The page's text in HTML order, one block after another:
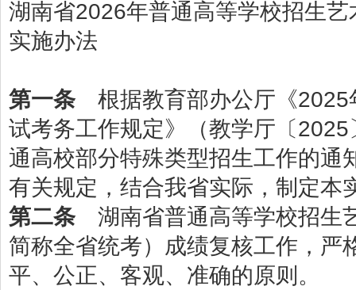
湖南省2026年普通高等学校招生
实施办法
第一条根据教育部办公厅《2025
试考务工作规定》（教学厅〔
通高校部分特殊类型招生工作的通
有关规定，结合我省实际，制定本
第二条湖南省普通高等学校招生
简称全省统考）成绩复核工作，严
平、公正、客观、准确的原则。